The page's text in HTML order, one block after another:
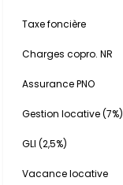
Taxe foncière
Charges copro. NR
Assurance PNO
Gestion locative (7%)
GLI (2,5%)
Vacance locative